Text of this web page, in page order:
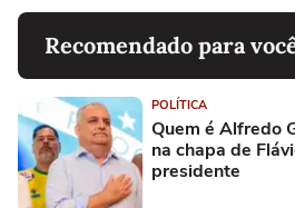
Recomendado para
POLÍTICA
Quem é Alfredo
na chapa de
presidente